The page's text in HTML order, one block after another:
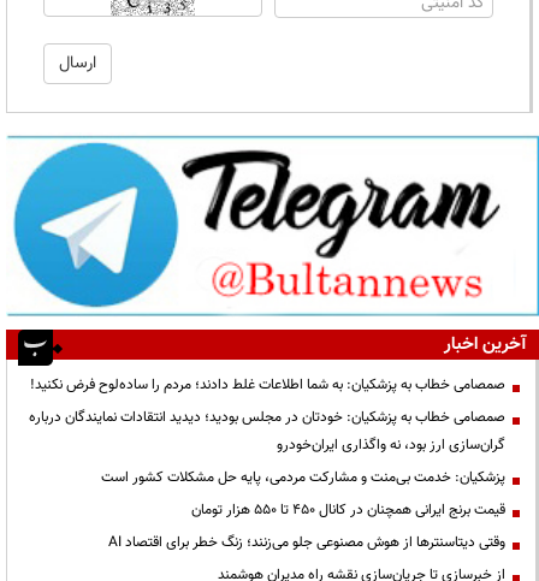
آخرین اخبار
صمصامی خطاب به پزشکیان: به شما اطلاعات غلط دادند؛ مردم را ساده‌لوح فرض نکنید!
صمصامی خطاب به پزشکیان: خودتان در مجلس بودید؛ دیدید انتقادات نمایندگان درباره
گران‌سازی ارز بود، نه واگذاری ایران‌خودرو
پزشکیان: خدمت بی‌منت و مشارکت مردمی، پایه حل مشکلات کشور است
قیمت‌ برنج ایرانی همچنان در کانال ۴۵۰ تا ۵۵۰ هزار تومان
وقتی دیتاسنترها از هوش مصنوعی جلو می‌زنند؛ زنگ خطر برای اقتصاد AI
از خبرسازی تا جریان‌سازی نقشه راه مدیران هوشمند